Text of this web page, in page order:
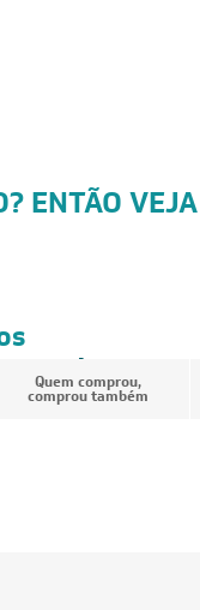
ENTÃO
Quem comprou,
comprou também